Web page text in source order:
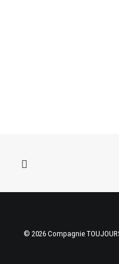
© 2026 Compagnie